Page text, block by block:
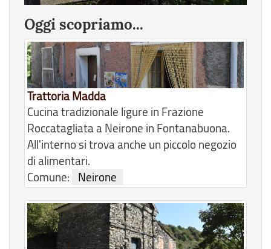
Oggi scopriamo...
Trattoria Madda
Cucina tradizionale ligure in Frazione
Roccatagliata a Neirone in Fontanabuona.
All'interno si trova anche un piccolo negozio
di alimentari.
Comune:
Neirone